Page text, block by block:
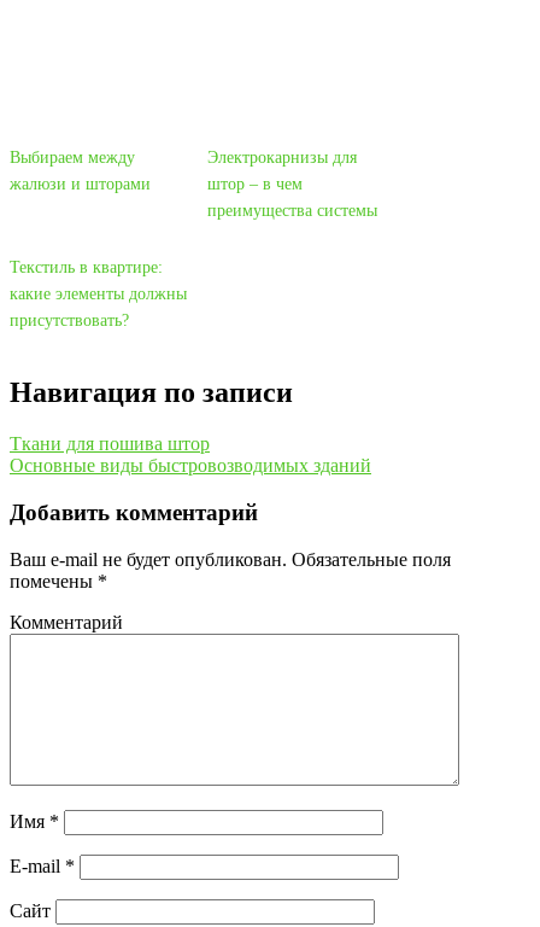
Выбираем между
жалюзи и шторами
Электрокарнизы для
штор – в чем
преимущества системы
Текстиль в квартире:
какие элементы должны
присутствовать?
Навигация по записи
Ткани для пошива штор
Основные виды быстровозводимых зданий
Добавить комментарий
Ваш e-mail не будет опубликован. Обязательные поля
помечены *
Комментарий
Имя *
E-mail *
Сайт